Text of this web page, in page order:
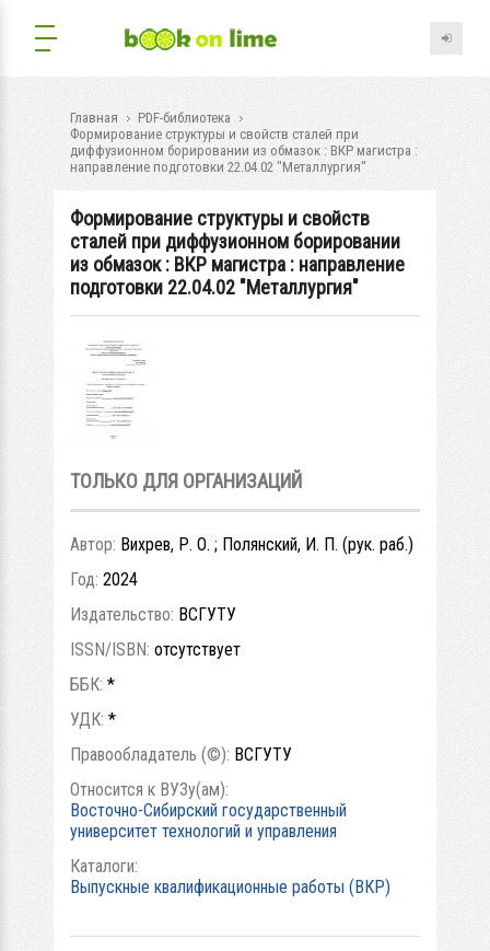
Главная
PDF-библиотека
Формирование структуры и свойств сталей при
диффузионном борировании из обмазок : ВКР магистра :
направление подготовки 22.04.02 "Металлургия"
Формирование структуры и свойств
сталей при диффузионном борировании
из обмазок : ВКР магистра : направление
подготовки 22.04.02 "Металлургия"
ТОЛЬКО ДЛЯ ОРГАНИЗАЦИЙ
Автор: Вихрев, Р. О. ; Полянский, И. П. (рук. раб.)
Год: 2024
Издательство: ВСГУТУ
ISSN/ISBN: отсутствует
ББК: *
УДК: *
Правообладатель (©): ВСГУТУ
Относится к ВУЗу(ам):
Восточно-Сибирский государственный
университет технологий и управления
Каталоги:
Выпускные квалификационные работы (ВКР)